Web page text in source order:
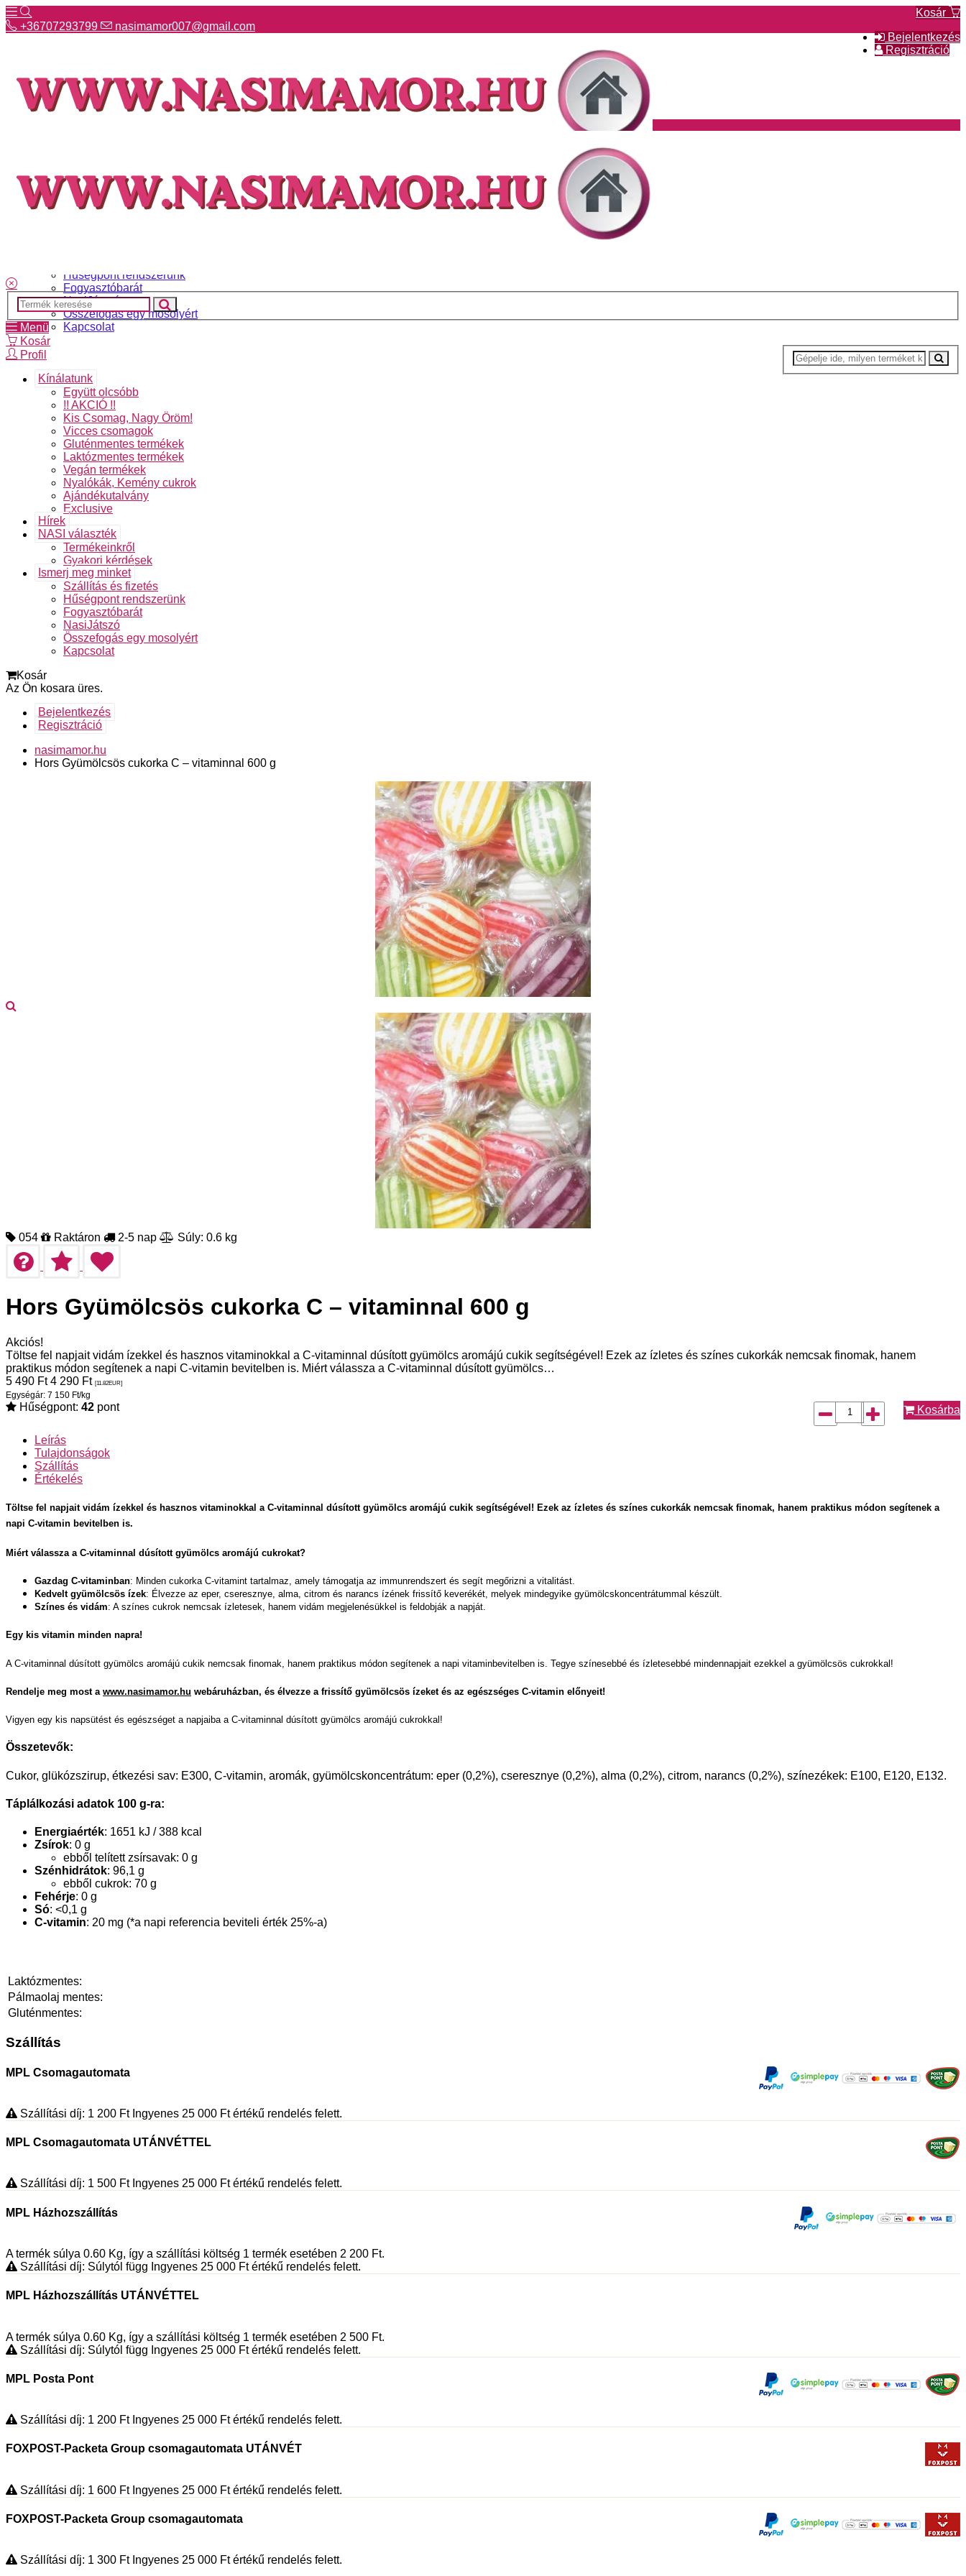
Kosár
Bejelentkezés
Regisztráció
+36707293799 nasimamor007@gmail.com
Hírek
NASI választék
Hűségpont rendszerünk
Fogyasztóbarát
NasiJátszó
Összefogás egy mosolyért
Kapcsolat
Menü
Kosár
Profil
Kínálatunk
Együtt olcsóbb
!! AKCIÓ !!
Kis Csomag, Nagy Öröm!
Vicces csomagok
Gluténmentes termékek
Laktózmentes termékek
Vegán termékek
Nyalókák, Kemény cukrok
Ajándékutalvány
Exclusive
Hírek
NASI választék
Termékeinkről
Gyakori kérdések
Ismerj meg minket
Szállítás és fizetés
Hűségpont rendszerünk
Fogyasztóbarát
NasiJátszó
Összefogás egy mosolyért
Kapcsolat
Kosár
Az Ön kosara üres.
Bejelentkezés
Regisztráció
nasimamor.hu
Hors Gyümölcsös cukorka C – vitaminnal 600 g
054 Raktáron 2-5 nap Súly: 0.6 kg
Hors Gyümölcsös cukorka C – vitaminnal 600 g
Akciós!
Töltse fel napjait vidám ízekkel és hasznos vitaminokkal a C-vitaminnal dúsított gyümölcs aromájú cukik segítségével! Ezek az ízletes és színes cukorkák nemcsak finomak, hanem
praktikus módon segítenek a napi C-vitamin bevitelben is. Miért válassza a C-vitaminnal dúsított gyümölcs…
5 490 Ft 4 290 Ft [11.82EUR]
Egységár: 7 150 Ft/kg
Hűségpont: 42 pont Kosárba
Leírás
Tulajdonságok
Szállítás
Értékelés
Töltse fel napjait vidám ízekkel és hasznos vitaminokkal a C-vitaminnal dúsított gyümölcs aromájú cukik segítségével! Ezek az ízletes és színes cukorkák nemcsak finomak, hanem praktikus módon segítenek a
napi C-vitamin bevitelben is.
Miért válassza a C-vitaminnal dúsított gyümölcs aromájú cukrokat?
Gazdag C-vitaminban: Minden cukorka C-vitamint tartalmaz, amely támogatja az immunrendszert és segít megőrizni a vitalitást.
Kedvelt gyümölcsös ízek: Élvezze az eper, cseresznye, alma, citrom és narancs ízének frissítő keverékét, melyek mindegyike gyümölcskoncentrátummal készült.
Színes és vidám: A színes cukrok nemcsak ízletesek, hanem vidám megjelenésükkel is feldobják a napját.
Egy kis vitamin minden napra!
A C-vitaminnal dúsított gyümölcs aromájú cukik nemcsak finomak, hanem praktikus módon segítenek a napi vitaminbevitelben is. Tegye színesebbé és ízletesebbé mindennapjait ezekkel a gyümölcsös cukrokkal!
Rendelje meg most a www.nasimamor.hu webáruházban, és élvezze a frissítő gyümölcsös ízeket és az egészséges C-vitamin előnyeit!
Vigyen egy kis napsütést és egészséget a napjaiba a C-vitaminnal dúsított gyümölcs aromájú cukrokkal!
Összetevők:
Cukor, glükózszirup, étkezési sav: E300, C-vitamin, aromák, gyümölcskoncentrátum: eper (0,2%), cseresznye (0,2%), alma (0,2%), citrom, narancs (0,2%), színezékek: E100, E120, E132.
Táplálkozási adatok 100 g-ra:
Energiaérték: 1651 kJ / 388 kcal
Zsírok: 0 g
ebből telített zsírsavak: 0 g
Szénhidrátok: 96,1 g
ebből cukrok: 70 g
Fehérje: 0 g
Só: <0,1 g
C-vitamin: 20 mg (*a napi referencia beviteli érték 25%-a)
Laktózmentes:
Pálmaolaj mentes:
Gluténmentes:
Szállítás
MPL Csomagautomata
Szállítási díj: 1 200 Ft Ingyenes 25 000 Ftértékű rendelés felett.
MPL Csomagautomata UTÁNVÉTTEL
Szállítási díj: 1 500 Ft Ingyenes 25 000 Ftértékű rendelés felett.
MPL Házhozszállítás
A termék súlya 0.60 Kg, így a szállítási költség 1 termék esetében 2 200 Ft.
Szállítási díj: Súlytól függ Ingyenes 25 000 Ftértékű rendelés felett.
MPL Házhozszállítás UTÁNVÉTTEL
A termék súlya 0.60 Kg, így a szállítási költség 1 termék esetében 2 500 Ft.
Szállítási díj: Súlytól függ Ingyenes 25 000 Ftértékű rendelés felett.
MPL Posta Pont
Szállítási díj: 1 200 Ft Ingyenes 25 000 Ftértékű rendelés felett.
FOXPOST-Packeta Group csomagautomata UTÁNVÉT
Szállítási díj: 1 600 Ft Ingyenes 25 000 Ftértékű rendelés felett.
FOXPOST-Packeta Group csomagautomata
Szállítási díj: 1 300 Ft Ingyenes 25 000 Ftértékű rendelés felett.